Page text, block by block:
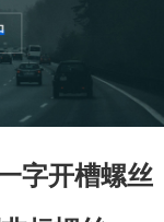
字开槽螺丝